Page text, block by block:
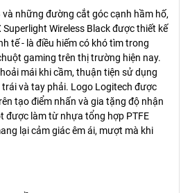
và những đường cắt góc cạnh hầm hố,
Wireless Black được thiết kế
tế - là điều hiếm có khó tìm trong
gaming trên thị trường hiện nay.
mái khi cầm, thuận tiện sử dụng
và tay phải. Logo Logitech được
tạo điểm nhấn và gia tặng độ nhận
được làm từ nhựa tổng hợp PTFE
lại cảm giác êm ái, mượt mà khi